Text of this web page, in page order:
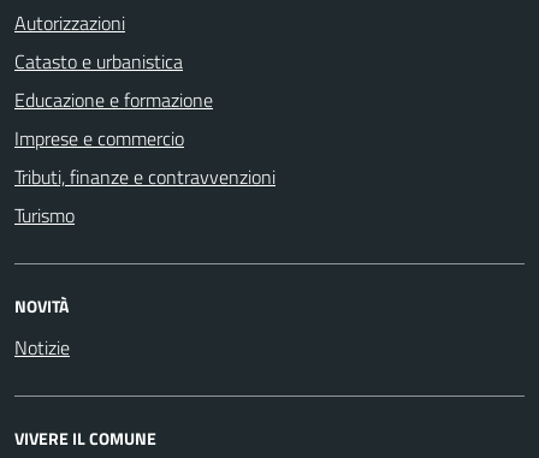
Autorizzazioni
Catasto e urbanistica
Educazione e formazione
Imprese e commercio
Tributi, finanze e contravvenzioni
Turismo
NOVITÀ
Notizie
VIVERE IL COMUNE